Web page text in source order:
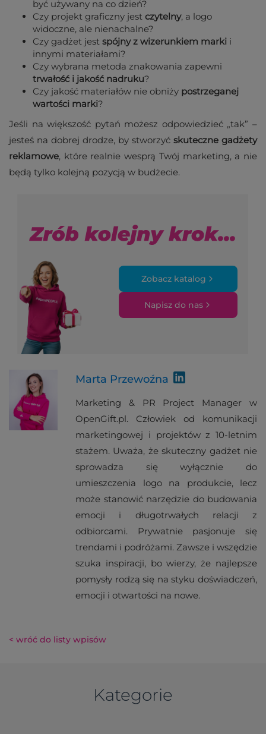
być używany na co dzień?
Czy projekt graficzny jest czytelny, a logo
widoczne, ale nienachalne?
Czy gadżet jest spójny z wizerunkiem marki i
innymi materiałami?
Czy wybrana metoda znakowania zapewni
trwałość i jakość nadruku?
Czy jakość materiałów nie obniży postrzeganej
wartości marki?
Jeśli na większość pytań możesz odpowiedzieć „tak” –
jesteś na dobrej drodze, by stworzyć skuteczne gadżety
reklamowe, które realnie wesprą Twój marketing, a nie
będą tylko kolejną pozycją w budżecie.
Zobacz katalog
Napisz do nas
Marta Przewoźna
Marketing & PR Project Manager w
OpenGift.pl. Człowiek od komunikacji
marketingowej i projektów z 10-letnim
stażem. Uważa, że skuteczny gadżet nie
sprowadza się wyłącznie do
umieszczenia logo na produkcie, lecz
może stanowić narzędzie do budowania
emocji i długotrwałych relacji z
odbiorcami. Prywatnie pasjonuje się
trendami i podróżami. Zawsze i wszędzie
szuka inspiracji, bo wierzy, że najlepsze
pomysły rodzą się na styku doświadczeń,
emocji i otwartości na nowe.
< wróć do listy wpisów
Kategorie